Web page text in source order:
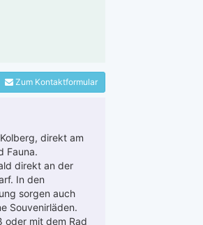
Zum Kontaktformular
direkt am
Fauna.
direkt an der
In den
sorgen auch
Souvenirläden.
oder mit dem Rad